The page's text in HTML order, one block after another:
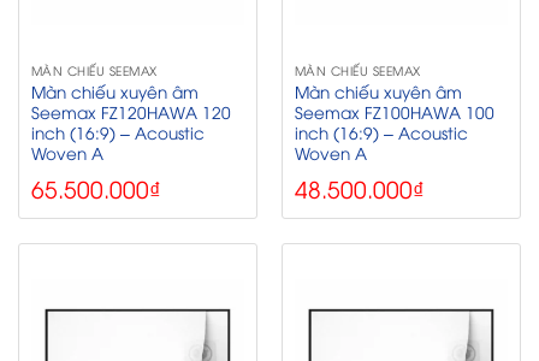
MÀN CHIẾU SEEMAX
Màn chiếu xuyên âm
Seemax FZ120HAWA 120
inch (16:9) – Acoustic
Woven A
65.500.000₫
MÀN CHIẾU SEEMAX
Màn chiếu xuyên âm
Seemax FZ100HAWA 100
inch (16:9) – Acoustic
Woven A
48.500.000₫